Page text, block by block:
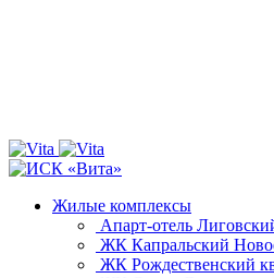
Жилые комплексы
Апарт-отель
ЖК Капральский
ЖК Рождественский